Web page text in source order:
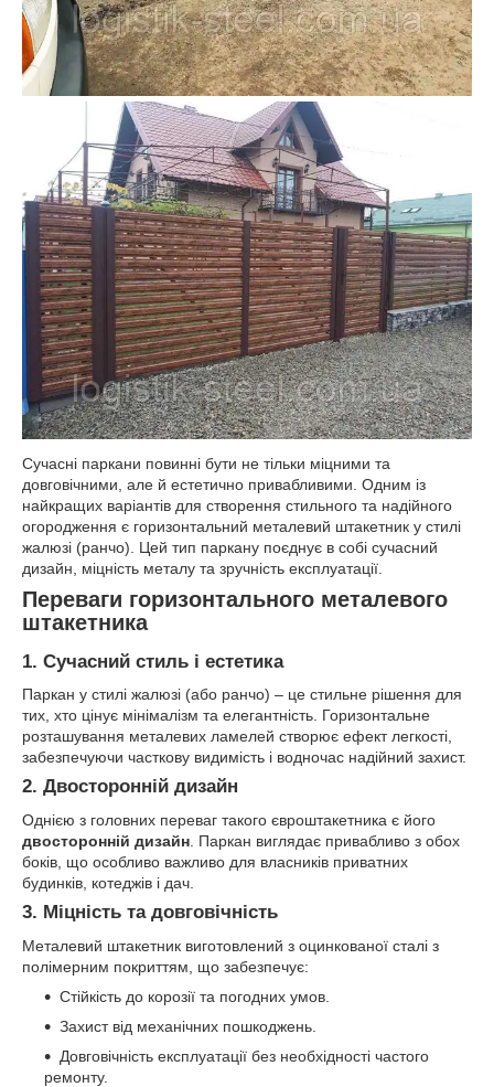
Сучасні паркани повинні бути не тільки міцними та
довговічними, але й естетично привабливими. Одним із
найкращих варіантів для створення стильного та надійного
огородження є горизонтальний металевий штакетник у стилі
жалюзі (ранчо). Цей тип паркану поєднує в собі сучасний
дизайн, міцність металу та зручність експлуатації.
Переваги горизонтального металевого
штакетника
1. Сучасний стиль і естетика
Паркан у стилі жалюзі (або ранчо) – це стильне рішення для
тих, хто цінує мінімалізм та елегантність. Горизонтальне
розташування металевих ламелей створює ефект легкості,
забезпечуючи часткову видимість і водночас надійний захист.
2. Двосторонній дизайн
Однією з головних переваг такого євроштакетника є його
двосторонній дизайн . Паркан виглядає привабливо з обох
боків, що особливо важливо для власників приватних
будинків, котеджів і дач.
3. Міцність та довговічність
Металевий штакетник виготовлений з оцинкованої сталі з
полімерним покриттям, що забезпечує:
Стійкість до корозії та погодних умов.
Захист від механічних пошкоджень.
Довговічність експлуатації без необхідності частого
ремонту.